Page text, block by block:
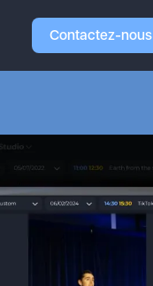
Contactez-nous